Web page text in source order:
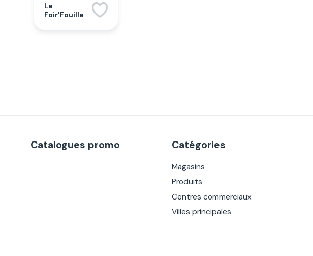
La
Foir'Fouille
Catalogues promo Catégories
Magasins
Produits
Centres commerciaux
Villes principales